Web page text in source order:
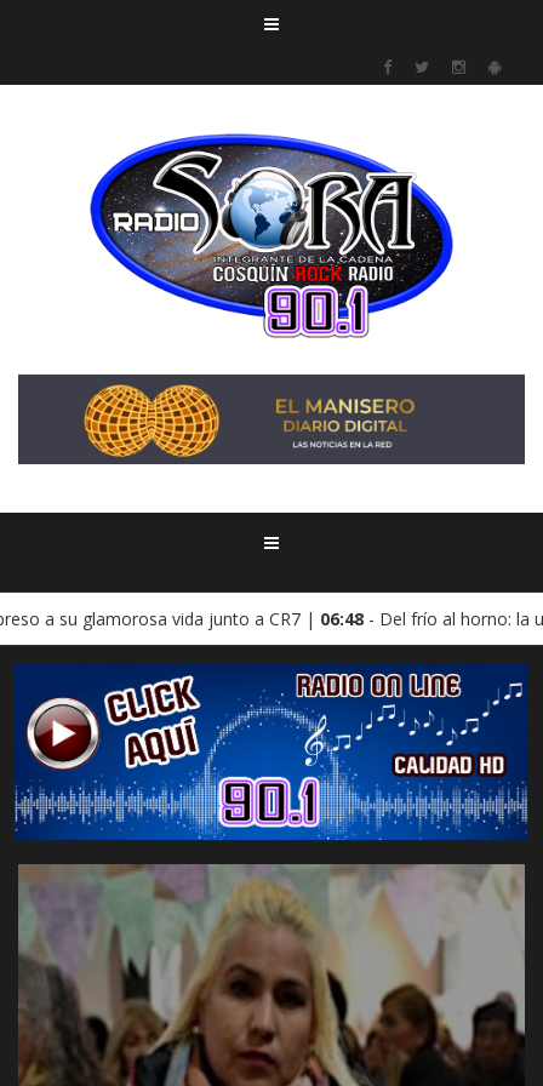
junto a CR7 |06:48 - Del frío al horno: la ultramaratonista